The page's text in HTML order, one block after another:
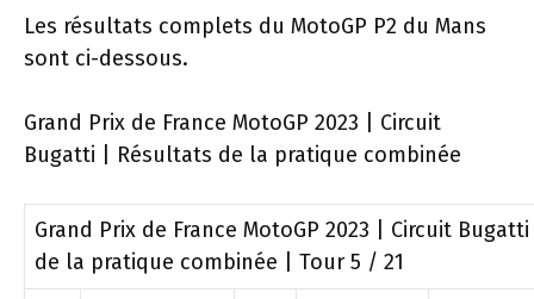
Les résultats complets du MotoGP P2 du Mans
sont ci-dessous.
Grand Prix de France MotoGP 2023 | Circuit
Bugatti | Résultats de la pratique combinée
Grand Prix de France MotoGP 2023 | Circuit
de la pratique combinée | Tour 5 / 21